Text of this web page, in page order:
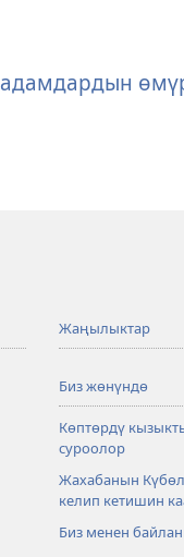
Жаңылыктар
Биз жөнүндө
Көптөрдү
суроолор
Жахабанын
келип кетишин
Биз менен